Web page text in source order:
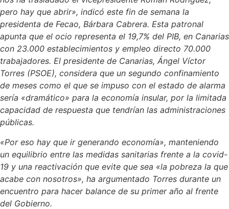
pero hay que abrir», indicó este fin de semana la
presidenta de Fecao, Bárbara Cabrera. Esta patronal
apunta que el ocio representa el 19,7% del PIB, en Canarias
con 23.000 establecimientos y empleo directo 70.000
trabajadores. El presidente de Canarias, Ángel Víctor
Torres (PSOE), considera que un segundo confinamiento
de meses como el que se impuso con el estado de alarma
sería «dramático» para la economía insular, por la limitada
capacidad de respuesta que tendrían las administraciones
públicas.
«Por eso hay que ir generando economía», manteniendo
un equilibrio entre las medidas sanitarias frente a la covid-
19 y una reactivación que evite que sea «la pobreza la que
acabe con nosotros», ha argumentado Torres durante un
encuentro para hacer balance de su primer año al frente
del Gobierno.